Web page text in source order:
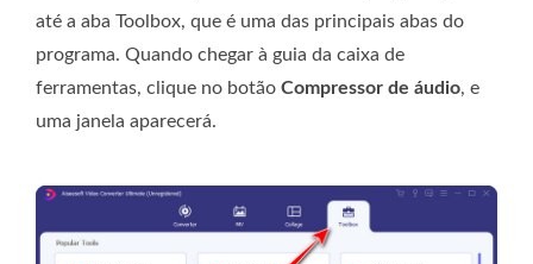
até a aba Toolbox, que é uma das principais abas do
programa. Quando chegar à guia da caixa de
ferramentas, clique no botão Compressor de áudio, e
uma janela aparecerá.